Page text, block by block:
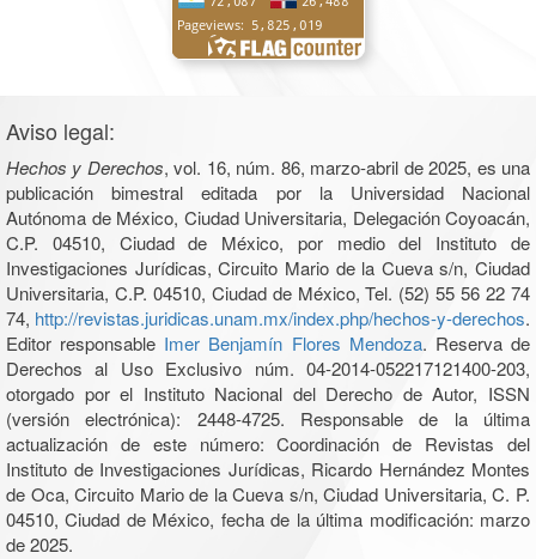
Aviso legal:
Hechos y Derechos, vol. 16, núm. 86, marzo-abril de 2025, es una
publicación bimestral editada por la Universidad Nacional
Autónoma de México, Ciudad Universitaria, Delegación Coyoacán,
C.P. 04510, Ciudad de México, por medio del Instituto de
Investigaciones Jurídicas, Circuito Mario de la Cueva s/n, Ciudad
Universitaria, C.P. 04510, Ciudad de México, Tel. (52) 55 56 22 74
74, http://revistas.juridicas.unam.mx/index.php/hechos-y-derechos.
Editor responsable Imer Benjamín Flores Mendoza. Reserva de
Derechos al Uso Exclusivo núm. 04-2014-052217121400-203,
otorgado por el Instituto Nacional del Derecho de Autor, ISSN
(versión electrónica): 2448-4725. Responsable de la última
actualización de este número: Coordinación de Revistas del
Instituto de Investigaciones Jurídicas, Ricardo Hernández Montes
de Oca, Circuito Mario de la Cueva s/n, Ciudad Universitaria, C. P.
04510, Ciudad de México, fecha de la última modificación: marzo
de 2025.